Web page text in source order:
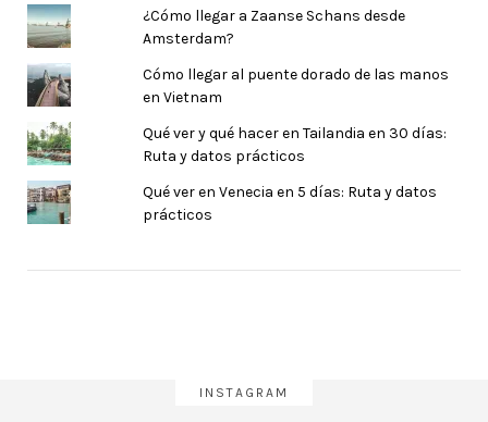
¿Cómo llegar a Zaanse Schans desde
Amsterdam?
Cómo llegar al puente dorado de las manos
en Vietnam
Qué ver y qué hacer en Tailandia en 30 días:
Ruta y datos prácticos
Qué ver en Venecia en 5 días: Ruta y datos
prácticos
INSTAGRAM